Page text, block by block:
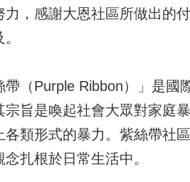
力，感謝大恩社區所做出的
（Purple Ribbon）」是國
宗旨是喚起社會大眾對家
各類形式的暴力。紫絲帶社
扎根於日常生活中。